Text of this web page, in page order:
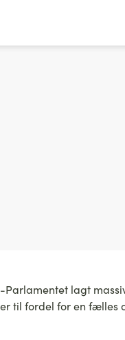
Parlamentet lagt
til fordel for en fælles